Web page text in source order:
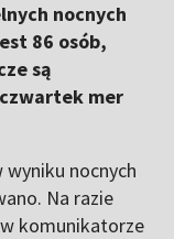
nocnych
86 osób,
są
mer
nocnych
Na razie
komunikatorze